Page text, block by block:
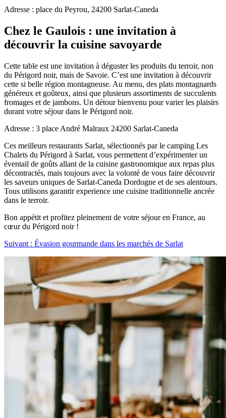
Adresse : place du Peyrou, 24200 Sarlat-Caneda
Chez le Gaulois : une invitation à
découvrir la cuisine savoyarde
Cette table est une invitation à déguster les produits du terroir, non
du Périgord noir, mais de Savoie. C’est une invitation à découvrir
cette si belle région montagneuse. Au menu, des plats montagnards
généreux et goûteux, ainsi que plusieurs assortiments de succulents
fromages et de jambons. Un détour bienvenu pour varier les plaisirs
durant votre séjour dans le Périgord noir.
Adresse : 3 place André Malraux 24200 Sarlat-Caneda
Ces meilleurs restaurants Sarlat, sélectionnés par le camping Les
Chalets du Périgord à Sarlat, vous permettent d’expérimenter un
éventail de goûts allant de la cuisine gastronomique aux repas plus
décontractés, mais toujours avec la volonté de vous faire découvrir
les saveurs uniques de Sarlat-Caneda Dordogne et de ses alentours.
Tous utilisons garantir experience une cuisine traditionnelle ancrée
dans le terroir.
Bon appétit et profitez pleinement de votre séjour en France, au
cœur du Périgord noir !
Suivant : Évasion gourmande dans les marchés de Sarlat